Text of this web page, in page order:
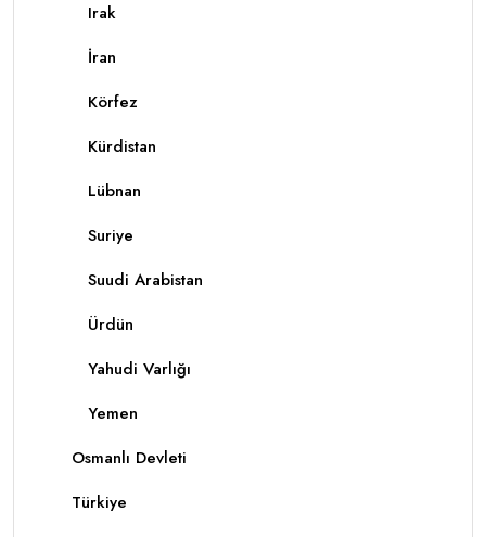
Irak
İran
Körfez
Kürdistan
Lübnan
Suriye
Suudi Arabistan
Ürdün
Yahudi Varlığı
Yemen
Osmanlı Devleti
Türkiye